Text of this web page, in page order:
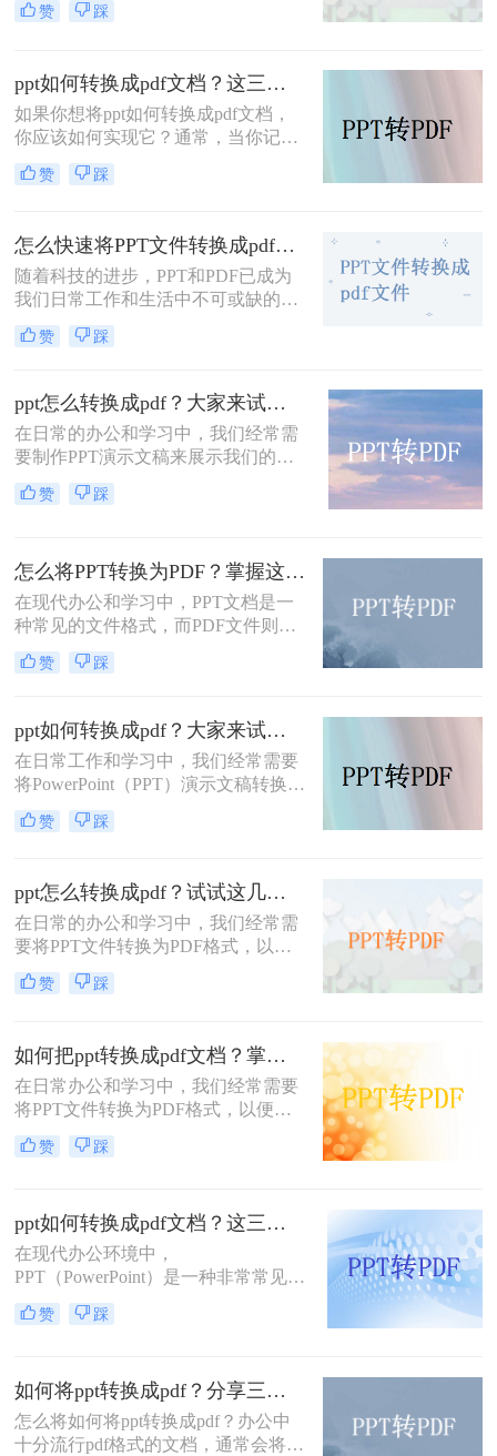
件的设备上进行查看、打印或共享。
式。那么电脑怎么ppt转pdf呢？以下
是几种将PPT转换为PDF文件的方
法。
赞 踩
ppt如何转换成pdf文档？这三种实用方法分享给你！
如果你想将ppt如何转换成pdf文档，
你应该如何实现它？通常，当你记录
和整理数据时，你习惯于创建新的
PPT文档——这种常用的简单编辑文
决一下ppt转pdf这个问题。
赞 踩
怎么快速将PPT文件转换成pdf文件？下面小编给推荐这三种方法!
随着科技的进步，PPT和PDF已成为
我们日常工作和生活中不可或缺的文
件格式。PPT以其丰富的视觉效果和
灵活的编辑功能，在演示和报告中发
格式和广泛的兼容性，在文件共享和
打印中占据一席之地。因此，将PPT
文件转换成PDF文件的需求日益增
加。那么怎么快速将PPT文件转换成
pdf文件呢？本文将介绍几种快速将
PPT文件转换成PDF文件的方法。
赞 踩
ppt怎么转换成pdf？大家来试试这三种方法吧！
在日常的办公和学习中，我们经常需
要制作PPT演示文稿来展示我们的想
法、数据或报告。然而，在某些情况
下，我们可能希望将PPT文件转换为
介绍PPT怎么转换成PDF，并探讨一
些相关的注意事项。
赞 踩
怎么将PPT转换为PDF？掌握这3个方法，工作效率直接翻倍！
在现代办公和学习中，PPT文档是一
种常见的文件格式，而PDF文件则是
一种更为便捷和广泛应用的电子文
档。许多人在工作和学习中需要将
地共享和保存。那么，怎么将PPT转
换为PDF呢？本文将为您介绍几种简
单易行的方法，帮助您快速完成转
换。
赞 踩
ppt如何转换成pdf？大家来试试这三种方法吧！
在日常工作和学习中，我们经常需要
将PowerPoint（PPT）演示文稿转换为
PDF（Portable Document Format）文
件。PDF格式的文件具有跨平台兼容
PPT内容。本文将详细介绍PPT如何
转换成PDF，并提供一些实用技巧和
建议。
赞 踩
ppt怎么转换成pdf？试试这几种转换方法！
在日常的办公和学习中，我们经常需
要将PPT文件转换为PDF格式，以便
于分享、查阅或归档。PDF格式具有
跨平台、不易被篡改、保持文档原样
详细介绍几种将PPT转换成PDF的方
法。
赞 踩
如何把ppt转换成pdf文档？掌握这3个方法，工作效率直接翻倍！
在日常办公和学习中，我们经常需要
将PPT文件转换为PDF格式，以便更
方便地分享、查看和打印。那么如何
把PPT转换成PDF文档呢？本文将介
赞 踩
ppt如何转换成pdf文档？这三种转换方法超实用！
在现代办公环境中，
PPT（PowerPoint）是一种非常常见的
文件格式，被广泛用于展示和演示。
然而，有时我们可能需要将PPT文件
传递信息。本文将详细介绍PPT如何
转换成PDF文档，为您呈现一篇详尽
的操作指南。
赞 踩
如何将ppt转换成pdf？分享三种方法，1分钟轻松解决！
怎么将如何将ppt转换成pdf？办公中
十分流行pdf格式的文档，通常会将一